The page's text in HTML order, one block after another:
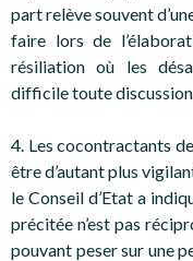
part relève souvent
faire lors de
résiliation où les
difficile toute
4. Les cocontractants
être d’autant plus
le Conseil d’Etat a
précitée n’est pas
pouvant peser sur une